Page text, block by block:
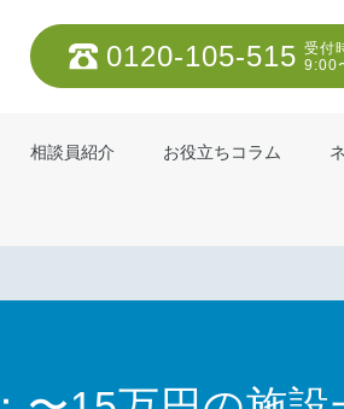
0120-105-515 受付
9:00
相談員紹介 お役立ちコラム